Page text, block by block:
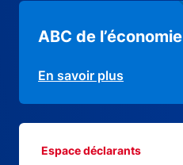
ABC de l’économie
En savoir plus
Espace déclarants